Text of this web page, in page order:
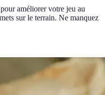
améliorer votre jeu au
sur le terrain. Ne manquez